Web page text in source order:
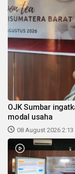
OJK Sumbar
modal usaha
08 August 2026 2:13